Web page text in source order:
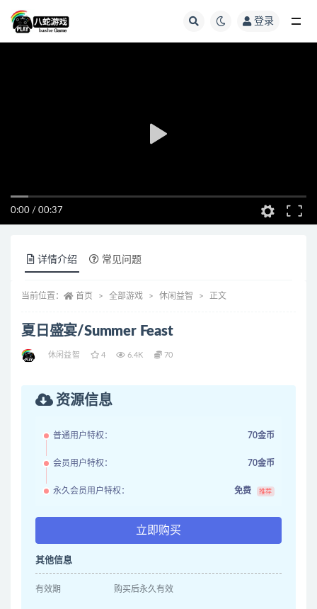
登录
0:00 / 00:37
详情介绍 常见问题
当前位置： 首页 全部游戏 休闲益智 正文
夏日盛宴/Summer Feast
休闲益智 4 6.4K 70
资源信息
普通用户特权： 70金币
会员用户特权： 70金币
永久会员用户特权： 免费 推荐
立即购买
其他信息
有效期 购买后永久有效